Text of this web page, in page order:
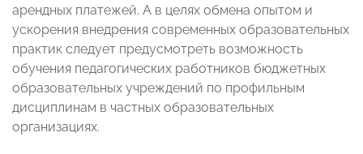
арендных платежей. А в целях обмена опытом и
ускорения внедрения современных образовательных
практик следует предусмотреть возможность
обучения педагогических работников бюджетных
образовательных учреждений по профильным
дисциплинам в частных образовательных
организациях.